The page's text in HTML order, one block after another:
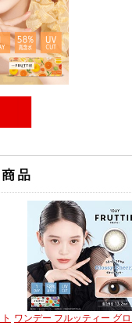
ワンデー フルッティー グ